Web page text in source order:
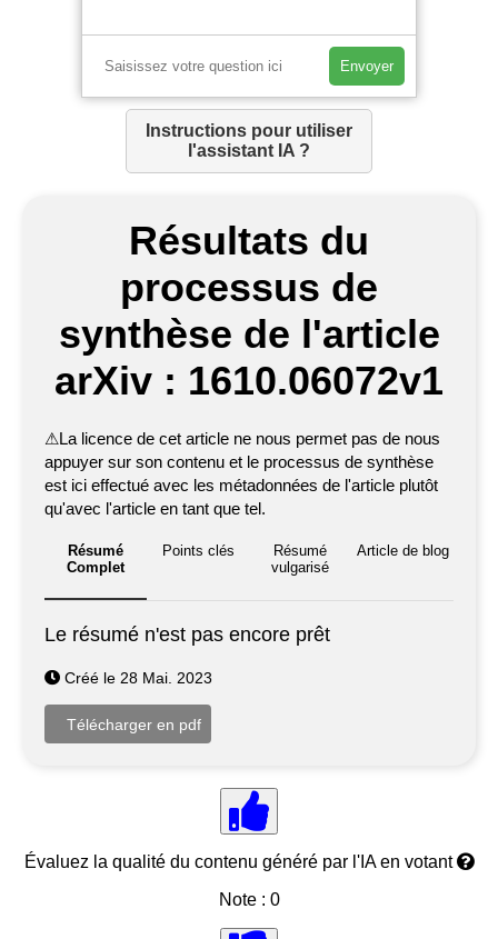
Envoyer
Instructions pour utiliser
l'assistant IA ?
Résultats du
processus de
synthèse de l'article
arXiv : 1610.06072v1
⚠La licence de cet article ne nous permet pas de nous
appuyer sur son contenu et le processus de synthèse
est ici effectué avec les métadonnées de l'article plutôt
qu'avec l'article en tant que tel.
Résumé
Complet
Points clés
Résumé
vulgarisé
Article de blog
Le résumé n'est pas encore prêt
Créé le 28 Mai. 2023
Évaluez la qualité du contenu généré par l'IA en votant
Note : 0